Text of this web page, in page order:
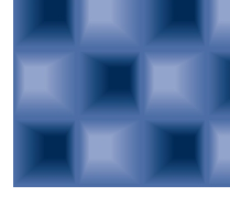
Jagt
Jul
Kommunikation,
Landbrug
Lov, orden